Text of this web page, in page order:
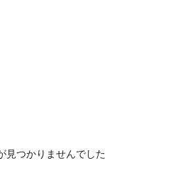
見つかりませんでした